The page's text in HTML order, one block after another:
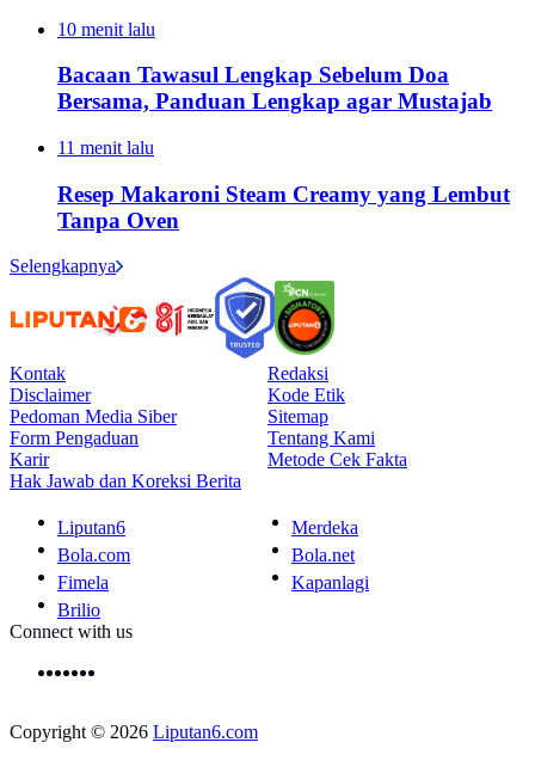
10 menit lalu
Bacaan Tawasul Lengkap Sebelum Doa
Bersama, Panduan Lengkap agar Mustajab
11 menit lalu
Resep Makaroni Steam Creamy yang Lembut
Tanpa Oven
Selengkapnya
Kontak
Redaksi
Disclaimer
Kode Etik
Pedoman Media Siber
Sitemap
Form Pengaduan
Tentang Kami
Karir
Metode Cek Fakta
Hak Jawab dan Koreksi Berita
Liputan6
Merdeka
Bola.com
Bola.net
Fimela
Kapanlagi
Brilio
Connect with us
Copyright © 2026 Liputan6.com